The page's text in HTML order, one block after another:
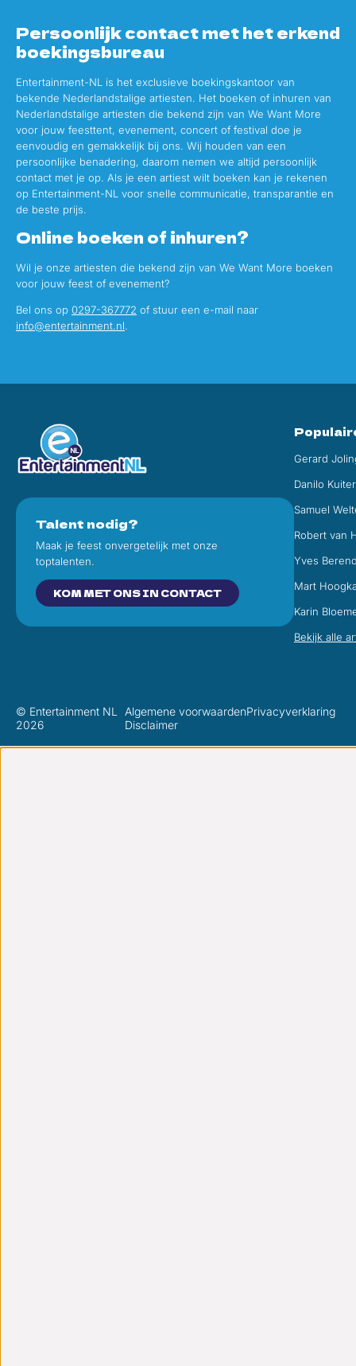
Persoonlijk contact met het erkend
boekingsbureau
Entertainment-NL is het exclusieve boekingskantoor van
bekende Nederlandstalige artiesten. Het boeken of inhuren van
Nederlandstalige artiesten die bekend zijn van We Want More
voor jouw feesttent, evenement, concert of festival doe je
eenvoudig en gemakkelijk bij ons. Wij houden van een
persoonlijke benadering, daarom nemen we altijd persoonlijk
contact met je op. Als je een artiest wilt boeken kan je rekenen
op Entertainment-NL voor snelle communicatie, transparantie en
de beste prijs.
Online boeken of inhuren?
Wil je onze artiesten die bekend zijn van We Want More boeken
voor jouw feest of evenement?
Bel ons op 0297-367772 of stuur een e-mail naar
info@entertainment.nl.
Talent nodig?
Maak je feest onvergetelijk met onze
toptalenten.
KOM MET ONS IN CONTACT
Gerard
Danilo
Samuel
Robert van
Yves
Mart
Karin
Bekijk alle
© Entertainment NL
2026
Algemene voorwaardenPrivacyverklaring
Disclaimer